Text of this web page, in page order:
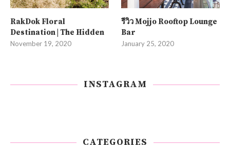
RakDok Floral
Destination | The Hidden
November 19, 2020
รีวิว Mojjo Rooftop Lounge
Bar
January 25, 2020
INSTAGRAM
CATEGORIES